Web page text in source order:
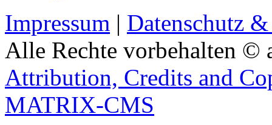
Impressum | Datenschutz
Alle Rechte vorbehalten ©
Attribution, Credits and
MATRIX-CMS